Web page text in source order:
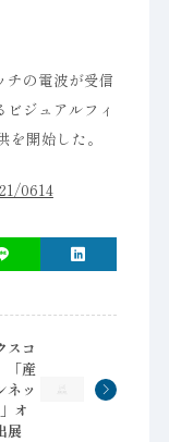
チの電波が受信
ジュアルフィ
開始した。
0614
スコ
「産
ネッ
オ
展